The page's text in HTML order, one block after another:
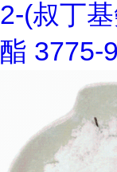
2-(叔丁
酯 3775-